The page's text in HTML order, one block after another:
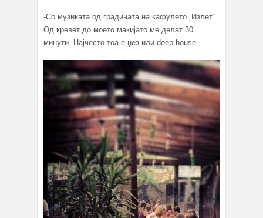
-Со музиката од градината на кафулето „Излет“.
Од кревет до моето макијато ме делат 30
минути. Најчесто тоа е џез или deep house.